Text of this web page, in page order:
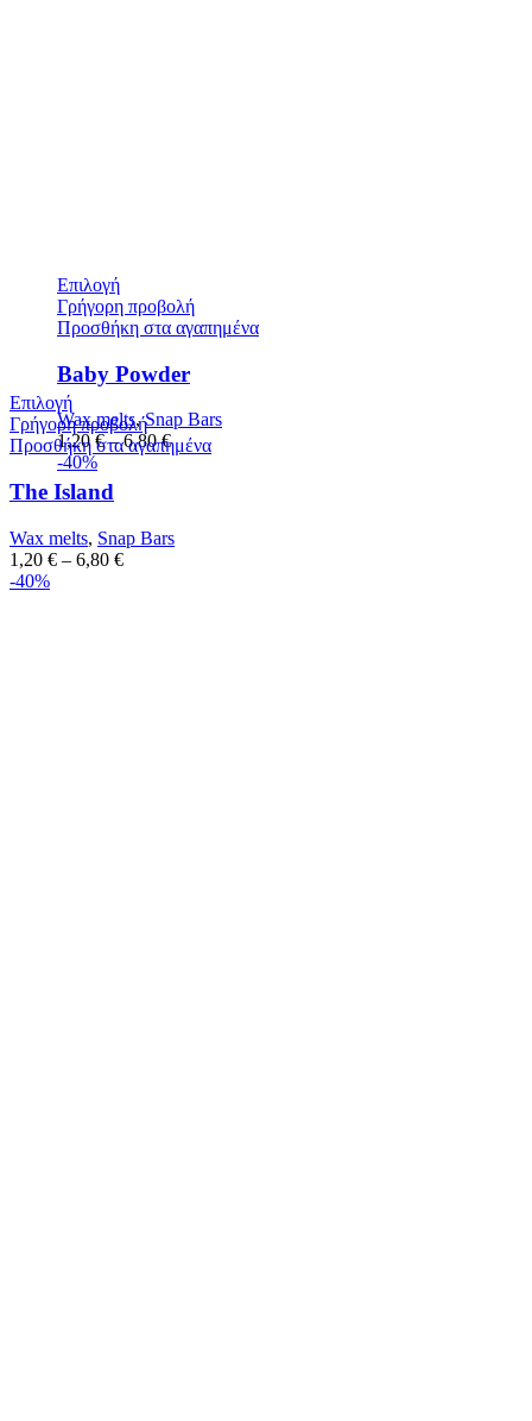
Επιλογή
Γρήγορη προβολή
Προσθήκη στα αγαπημένα
Baby Powder
Wax melts,Snap Bars
1,20€–6,80€
-40%
Επιλογή
Γρήγορη προβολή
Προσθήκη στα αγαπημένα
The Island
Wax melts, Snap Bars
1,20 € – 6,80 €
-40%